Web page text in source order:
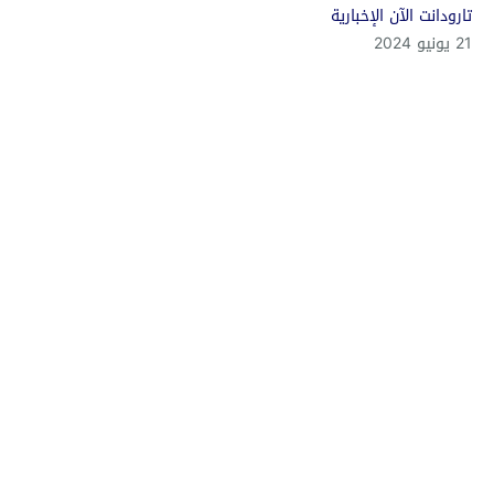
تارودانت الآن الإخبارية
21 يونيو 2024